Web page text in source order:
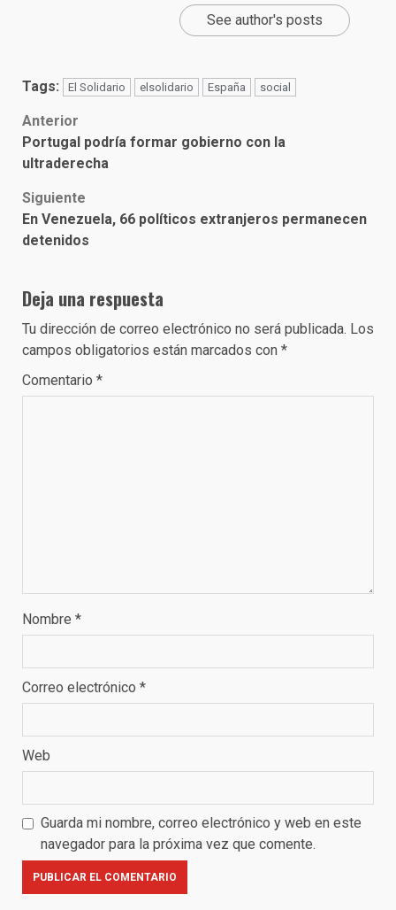
See author's posts
Tags: El Solidario elsolidario España social
Post
navigation
Anterior
Portugal podría formar gobierno con la
ultraderecha
Siguiente
En Venezuela, 66 políticos extranjeros permanecen
detenidos
Deja una respuesta
Tu dirección de correo electrónico no será publicada. Los
campos obligatorios están marcados con *
Comentario *
Nombre *
Correo electrónico *
Web
Guarda mi nombre, correo electrónico y web en este
navegador para la próxima vez que comente.